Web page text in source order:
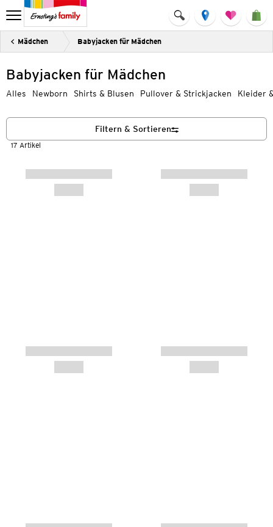
Mädchen Babyjacken für Mädchen
Babyjacken für Mädchen
Alles Newborn Shirts & Blusen Pullover & Strickjacken Kleider
17 Artikel
Filtern & Sortieren